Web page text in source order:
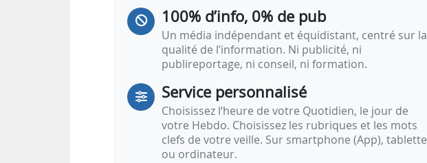
100% d’info, 0% de pub
Un média indépendant et équidistant, centré sur la
qualité de l’information. Ni publicité, ni
publireportage, ni conseil, ni formation.
Service personnalisé
Choisissez l‘heure de votre Quotidien, le jour de
votre Hebdo. Choisissez les rubriques et les mots
clefs de votre veille. Sur smartphone (App), tablette
ou ordinateur.